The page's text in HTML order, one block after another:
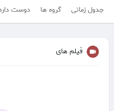
جدول زمانی گروه ها دوست
فیلم های